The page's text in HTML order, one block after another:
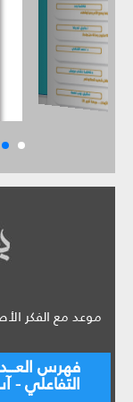
موعد مع الفكر
فهرس
التفاعلي -